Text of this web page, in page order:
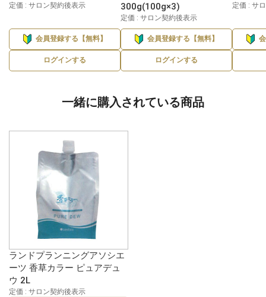
定価 : サロン契約後表示
会員登録する【無料】
ログインする
300g(100g×3)
定価 : サロン契約後表示
会員登録する【無料】
ログインする
定価 : サ
一緒に購入されている商品
ランドプランニングアソシエ
ーツ 香草カラー ピュアデュ
ウ 2L
定価 : サロン契約後表示